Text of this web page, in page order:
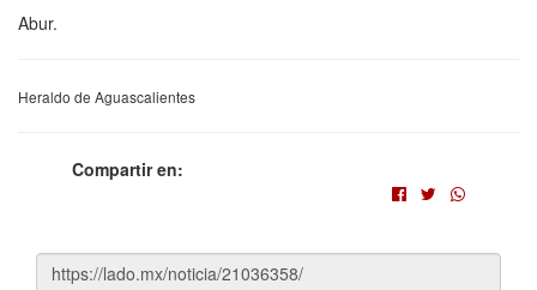
Abur.
Heraldo de Aguascalientes
Compartir en: